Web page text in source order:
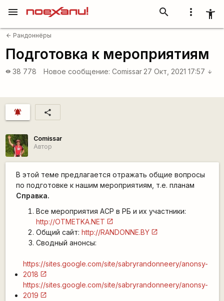
more_vert accessibility_new
search
menu
arrow_back Рандоннёры
Подготовка к мероприятиям
visibility 38 778 Новое сообщение: Comissar 27 Окт, 2021 17:57 arrow_downward
notifications_active share
Comissar
Автор
В этой теме предлагается отражать общие вопросы
по подготовке к нашим мероприятиям, т.е. планам
Справка.
Все мероприятия АСР в РБ и их участники:
http://OTMETKA.NET
Общий сайт: http://RANDONNE.BY
Сводный анонсы:
https://sites.google.com/site/sabryrandonneery/anonsy-
2018
https://sites.google.com/site/sabryrandonneery/anonsy-
2019